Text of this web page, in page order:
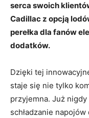
serca swoich
Cadillac⁢ z opcją
⁢perełka dla fanów
dodatków.
Dzięki tej
‌staje się nie tylko
przyjemna. ⁣Już⁤
schładzanie